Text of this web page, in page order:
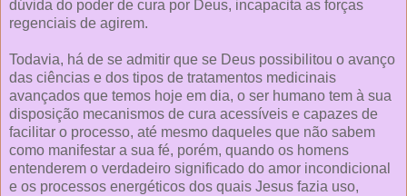
dúvida do poder de cura por Deus, incapacita as forças
regenciais de agirem.
Todavia, há de se admitir que se Deus possibilitou o avanço
das ciências e dos tipos de tratamentos medicinais
avançados que temos hoje em dia, o ser humano tem à sua
disposição mecanismos de cura acessíveis e capazes de
facilitar o processo, até mesmo daqueles que não sabem
como manifestar a sua fé, porém, quando os homens
entenderem o verdadeiro significado do amor incondicional
e os processos energéticos dos quais Jesus fazia uso,